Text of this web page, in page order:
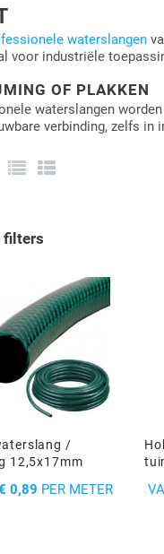
waterslangen
voor industriële
OF PLAKKEN
waterslangen
verbinding, zelfs in
filters
/
12,5x17mm
0,89 PER METER